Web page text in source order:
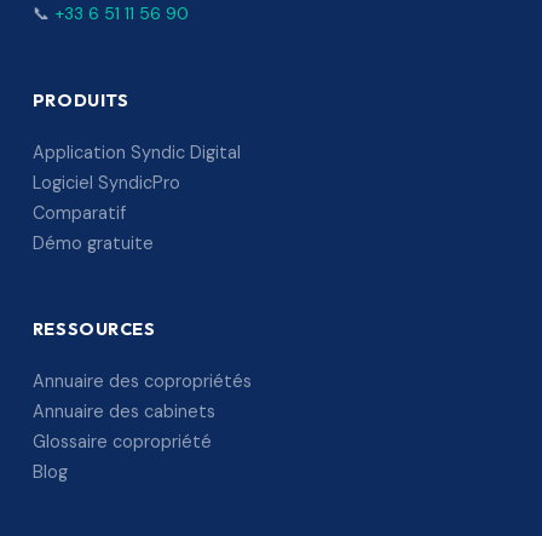
📞 +33 6 51 11 56 90
PRODUITS
Application Syndic Digital
Logiciel SyndicPro
Comparatif
Démo gratuite
RESSOURCES
Annuaire des copropriétés
Annuaire des cabinets
Glossaire copropriété
Blog